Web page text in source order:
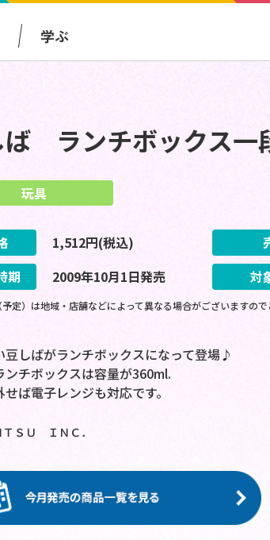
学ぶ
ば ランチボックス
玩具
1,512円(税込)
期
2009年10月1日発売 対
定）は地域・店舗などによって異なる場合がございますの
豆しばがランチボックスになって登場♪
ンチボックスは容量が360ml.
せば電子レンジも対応です。
ＴＳＵ ＩＮＣ．